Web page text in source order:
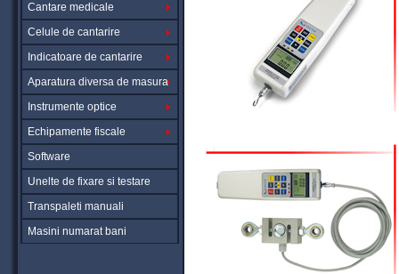
Cantare medicale
Celule de cantarire
Indicatoare de cantarire
Aparatura diversa de masura
Instrumente optice
Echipamente fiscale
Software
Unelte de fixare si testare
Transpaleti manuali
Masini numarat bani